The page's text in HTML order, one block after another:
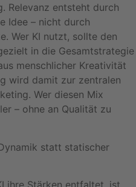
Relevanz entsteht durch
Idee – nicht durch
Wer KI nutzt, sollte den
in die Gesamtstrategie
menschlicher Kreativität
wird damit zur zentralen
Wer diesen Mix
– ohne an Qualität zu
statt statischer
ihre Stärken entfaltet, ist